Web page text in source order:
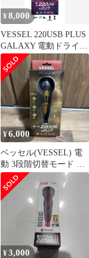
¥8,000
VESSEL 220USB PLUS
GALAXY 電動ドライバ
ー
¥6,000
ベッセル(VESSEL) 電
動 3段階切替モード 限
定色 (金) ビット1本付
¥3,000